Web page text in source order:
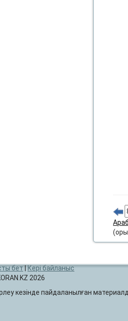
бет|Кері байланыс
2026
кезінде пайдаланылған